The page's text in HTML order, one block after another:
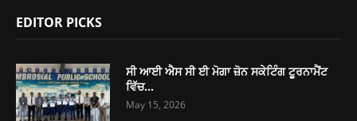
EDITOR PICKS
ਸੀ ਆਈ ਐਸ ਸੀ ਈ ਮੋਗਾ ਜ਼ੋਨ ਸਕੇਟਿੰਗ ਟੂਰਨਾਮੈਂਟ
ਵਿੱਚ...
May 15, 2026